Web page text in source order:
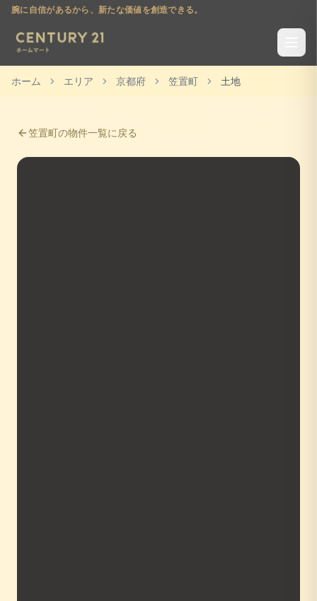
腕に自信があるから、新たな価値を創造できる。
ホーム エリア 京都府 笠置町 土地
笠置町の物件一覧に戻る